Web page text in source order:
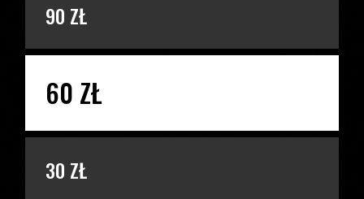
90 ZŁ
60 ZŁ
30 ZŁ